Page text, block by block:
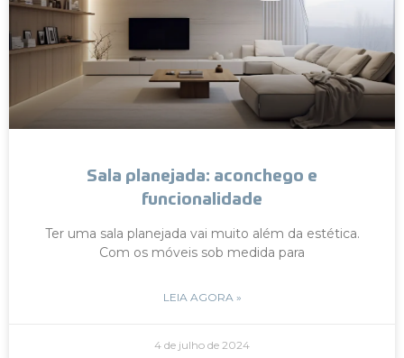
Sala planejada: aconchego e
funcionalidade
Ter uma sala planejada vai muito além da estética.
Com os móveis sob medida para
LEIA AGORA »
4 de julho de 2024